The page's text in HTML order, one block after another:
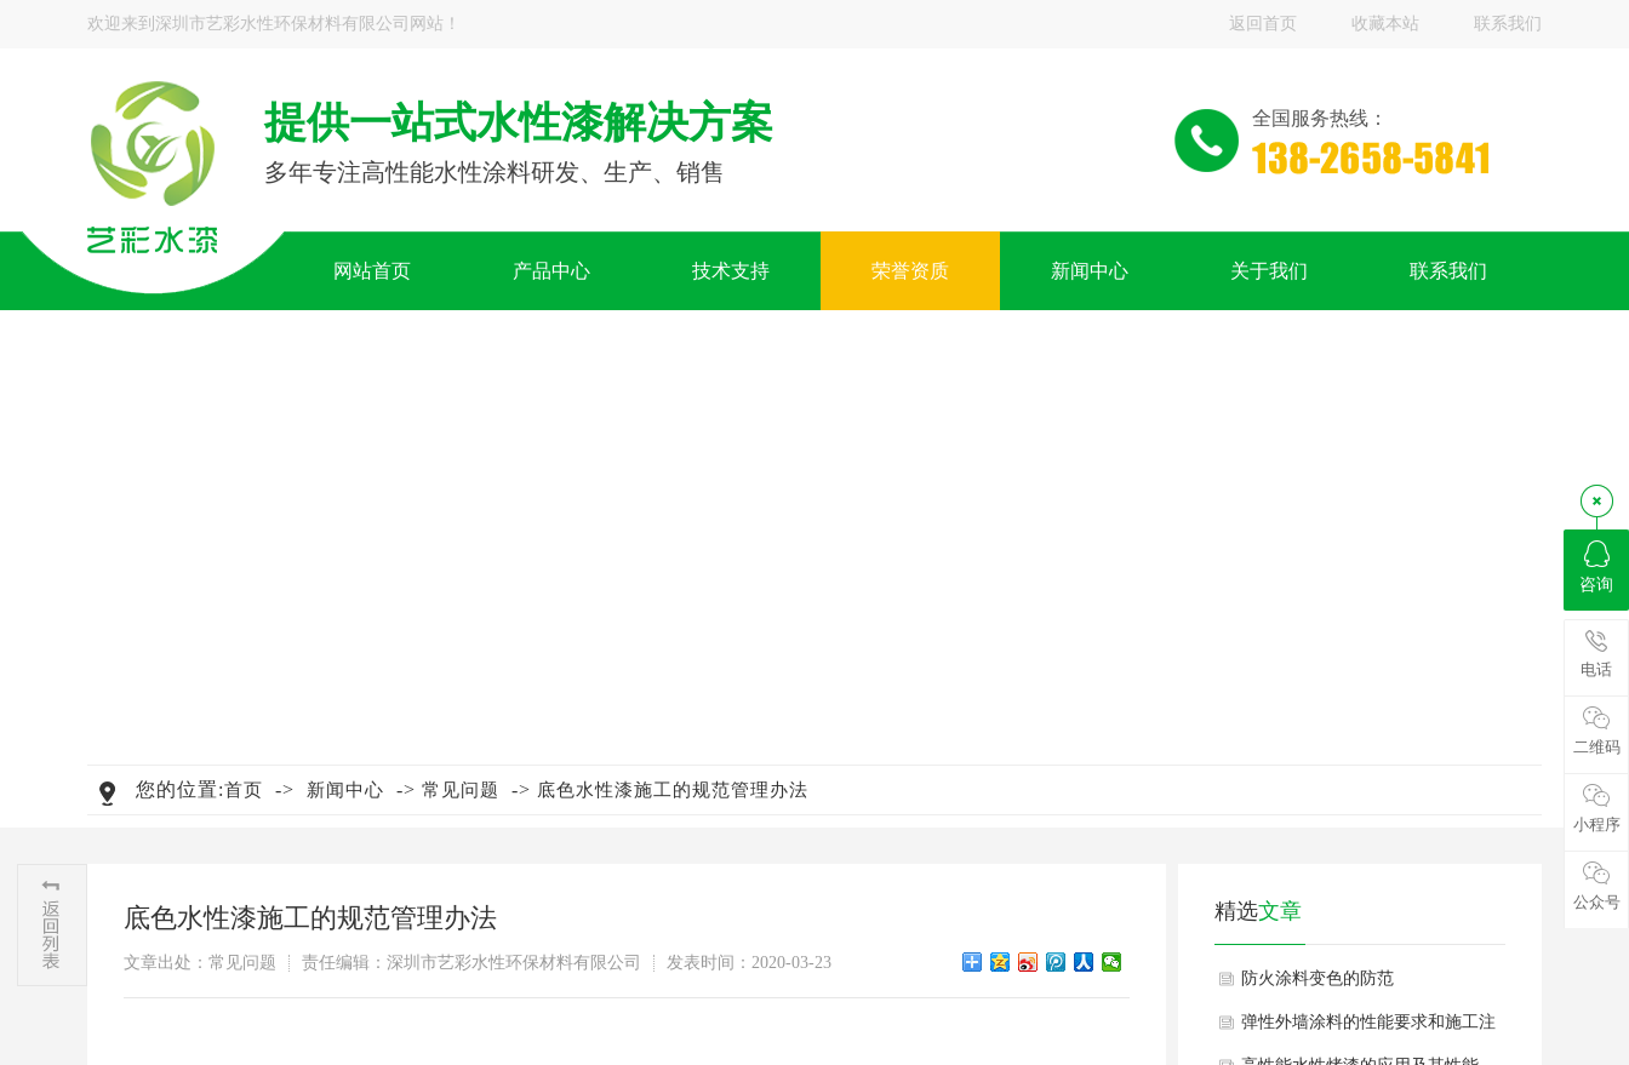
欢迎来到深圳市艺彩水性环保材料有限公司网站！ 返回首页 收藏本站 联系我们
提供一站式水性漆解决方案
多年专注高性能水性涂料研发、生产、销售
全国服务热线：
网站首页 产品中心 技术支持 荣誉资质 新闻中心 关于我们 联系我们
您的位置:首页 -> 新闻中心 -> 常见问题 -> 底色水性漆施工的规范管理办法
底色水性漆施工的规范管理办法
文章出处：常见问题 责任编辑：深圳市艺彩水性环保材料有限公司 发表时间：2020-03-23
精选文章
防火涂料变色的防范
弹性外墙涂料的性能要求和施工注
咨询
电话
二维码
小程序
公众号